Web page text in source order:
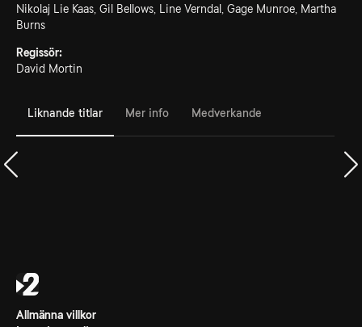
Nikolaj Lie Kaas, Gil Bellows, Line Verndal, Gage Munroe, Martha
Burns
Regissör:
David Mortin
Liknande titlar Mer info Medverkande
Allmänna villkor